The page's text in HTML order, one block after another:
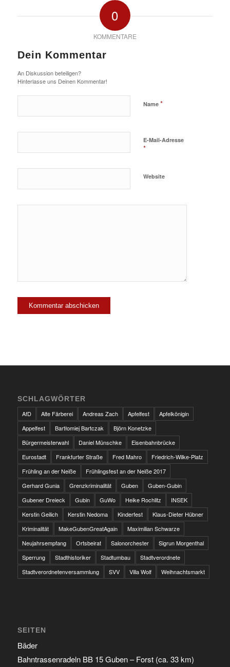
0
KOMMENTARE
Dein Kommentar
An Diskussion beteiligen?
Hinterlasse uns Deinen Kommentar!
Name *
E-Mail-Adresse
*
Website
SCHLAGWÖRTER
AfD
Alte Färberei Andreas Zach Apfelfest
Apfelkönigin
Appelfest
Bartłomiej Bartczak
Björn Konetzke
Bürgermeisterwahl
Daniel Münschke
Eisenbahnbrücke
Eurostadt
Frankfurter Straße Fred Mahro
Friedrich-Wilke-Platz
Frühling an der Neiße
Frühlingsfest an der Neiße 2017
Gerhard Gunia
Grenzkriminalität Guben
Guben-Gubin
Gubener Dreieck
Gubin GuWo Heike Rochlitz
INSEK
Kerstin Geilich
Kerstin Nedoma Kinderfest
Klaus-Dieter Hübner
Kriminalität
MakeGubenGreatAgain
Maximilian Schwarze
Neujahrsempfang
Ortsbeirat Salonorchester
Sigrun Morgenthal
Sperrung
Stadthistoriker Stadtumbau
Stadtverordnete
Stadtverordnetenversammlung
SVV Villa Wolf Weihnachtsmarkt
SEITEN
Bäder
Bahntrassenradeln BB 15 Guben – Forst (ca. 33 km)